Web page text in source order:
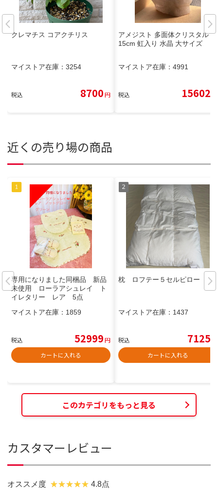
クレマチス コアクチリス
マイストア在庫： 3254
税込 8700円
アメジスト 多面体クリスタル 約
15cm 虹入り 水晶 大サイズ
マイストア在庫： 4991
税込 15602
近くの売り場の商品
専用になりました同梱品 新品
未使用 ローラアシュレイ ト
イレタリー レア 5点
マイストア在庫： 1859
税込 52999円
カートに入れる
枕 ロフテー５セルピロー
マイストア在庫： 1437
税込 7125
カートに入れる
このカテゴリをもっと見る
カスタマーレビュー
オススメ度 4.8点